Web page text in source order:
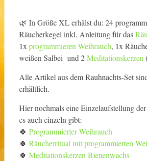
🌿 In Größe XL erhälst du: 24
Räucherkegel inkl. Anleitung für das
1x programmieren Weihrauch, 1x
weißen Salbei und 2Meditationskerzen
Alle Artikel aus dem Rauhnachts-Set
erhältlich.
Hier nochmals eine Einzelaufstellung
es auch einzeln gibt:
🍀 Programmierter Weihrauch
🍀 Räucherritual mit programmierten
🍀 Meditationskerzen Bienenwachs